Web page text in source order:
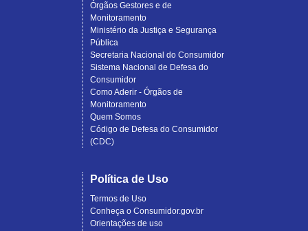
Órgãos Gestores e de
Monitoramento
Ministério da Justiça e Segurança
Pública
Secretaria Nacional do Consumidor
Sistema Nacional de Defesa do
Consumidor
Como Aderir - Órgãos de
Monitoramento
Quem Somos
Código de Defesa do Consumidor
(CDC)
Política de Uso
Termos de Uso
Conheça o Consumidor.gov.br
Orientações de uso